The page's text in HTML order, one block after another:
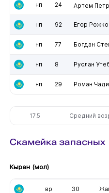
нп 24 Артем
нп 92 Егор
нп 77 Богдан
нп 8 Руслан
нп 29 Роман
17.5 Средний
Скамейка запасных
Кыран (мол)
вр 30